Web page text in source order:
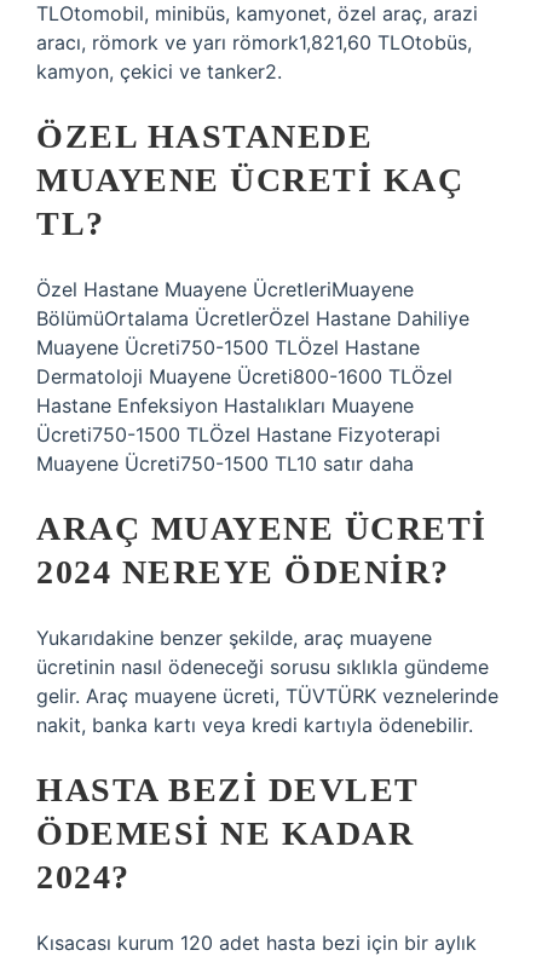
TLOtomobil, minibüs, kamyonet, özel araç, arazi
aracı, römork ve yarı römork1,821,60 TLOtobüs,
kamyon, çekici ve tanker2.
ÖZEL HASTANEDE
MUAYENE ÜCRETI KAÇ
TL?
Özel Hastane Muayene ÜcretleriMuayene
BölümüOrtalama ÜcretlerÖzel Hastane Dahiliye
Muayene Ücreti750-1500 TLÖzel Hastane
Dermatoloji Muayene Ücreti800-1600 TLÖzel
Hastane Enfeksiyon Hastalıkları Muayene
Ücreti750-1500 TLÖzel Hastane Fizyoterapi
Muayene Ücreti750-1500 TL10 satır daha
ARAÇ MUAYENE ÜCRETI
2024 NEREYE ÖDENIR?
Yukarıdakine benzer şekilde, araç muayene
ücretinin nasıl ödeneceği sorusu sıklıkla gündeme
gelir. Araç muayene ücreti, TÜVTÜRK veznelerinde
nakit, banka kartı veya kredi kartıyla ödenebilir.
HASTA BEZI DEVLET
ÖDEMESI NE KADAR
2024?
Kısacası kurum 120 adet hasta bezi için bir aylık